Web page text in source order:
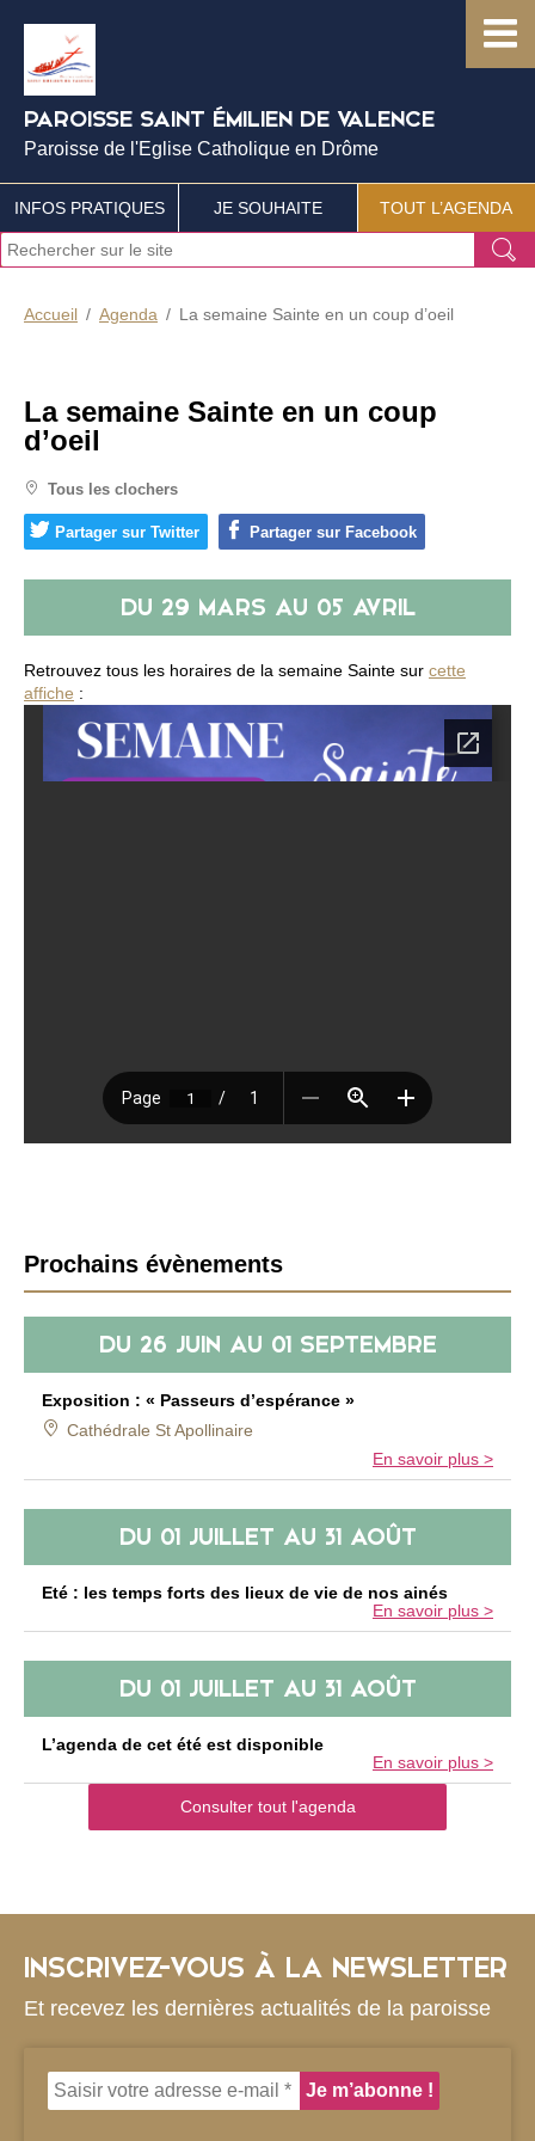
PAROISSE SAINT ÉMILIEN DE VALENCE
Paroisse de l'Eglise Catholique en Drôme
J
e
Ok
INFOS PRATIQUES JE SOUHAITE TOUT L’AGENDA
Accueil Agenda La semaine Sainte en un coup d’oeil
La semaine Sainte en un coup
d’oeil
Tous les clochers
Partager sur Twitter Partager sur Facebook
DU 29 MARS AU 05 AVRIL
Retrouvez tous les horaires de la semaine Sainte sur cette
affiche :
B
a
r
e
Prochains évènements
DU 26 JUIN AU 01 SEPTEMBRE
Exposition : « Passeurs d’espérance »
Cathédrale St Apollinaire
En savoir plus >
DU 01 JUILLET AU 31 AOÛT
Eté : les temps forts des lieux de vie de nos ainés
En savoir plus >
DU 01 JUILLET AU 31 AOÛT
L’agenda de cet été est disponible
En savoir plus >
Consulter tout l'agenda
INSCRIVEZ-VOUS À LA NEWSLETTER
Et recevez les dernières actualités de la paroisse